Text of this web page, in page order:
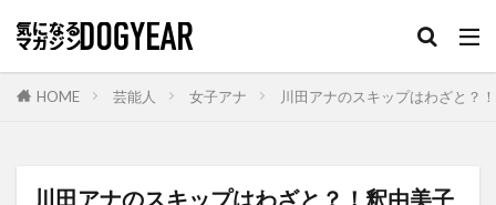
HOME 芸能人 女子アナ 川田アナのスキップはわざと？
川田アナのスキップはわざと？！釈由美子